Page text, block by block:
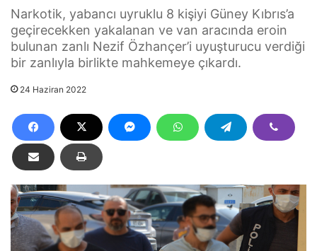
Narkotik, yabancı uyruklu 8 kişiyi Güney Kıbrıs’a
geçirecekken yakalanan ve van aracında eroin
bulunan zanlı Nezif Özhançer’i uyuşturucu verdiği
bir zanlıyla birlikte mahkemeye çıkardı.
24 Haziran 2022